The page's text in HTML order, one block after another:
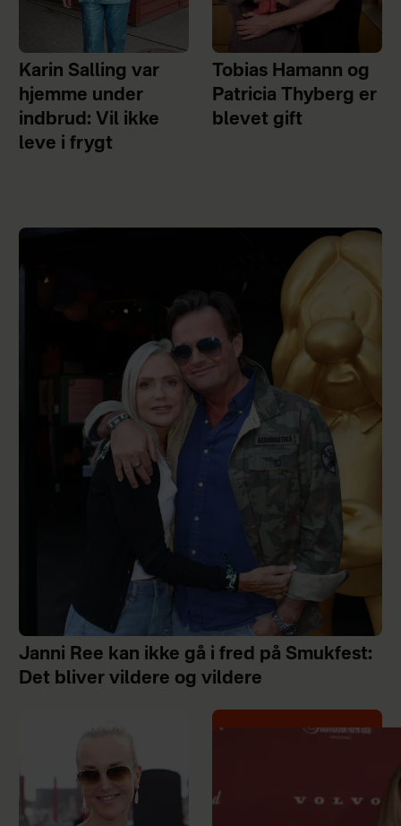
Karin Salling var
hjemme under
indbrud: Vil ikke
leve i frygt
Tobias Hamann og
Patricia Thyberg er
blevet gift
Janni Ree kan ikke gå i fred på Smukfest:
Det bliver vildere og vildere